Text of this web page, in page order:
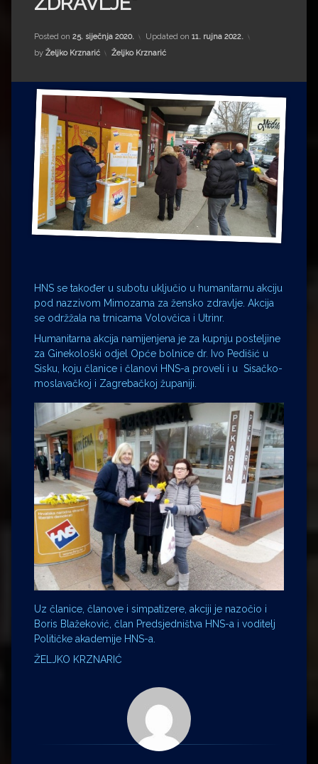
Impressum
Milenko Strižak
Drugi autori
Drugi autori
Ljiljana Lekanić-Kljaić
Željko Krznarić
Mario Lovreković
Miroslav Šantek
Posted on 25. siječnja 2020. Updated on 11. rujna 2022.
by Željko Krznarić Kategorije:
Željko Krznarić
HNS se također u subotu uključio u humanitarnu akciju
pod nazzivom Mimozama za žensko zdravlje. Akcija
se održžala na trnicama Volovčica i Utrinr.
Humanitarna akcija namijenjena je za kupnju posteljine
za Ginekološki odjel Opće bolnice dr. Ivo Pedišić u
Sisku, koju članice i članovi HNS-a proveli i u Sisačko-
moslavačkoj i Zagrebačkoj županiji.
Uz članice, članove i simpatizere, akciji je nazočio i
Boris Blažeković, član Predsjedništva HNS-a i voditelj
Političke akademije HNS-a.
ŽELJKO KRZNARIĆ